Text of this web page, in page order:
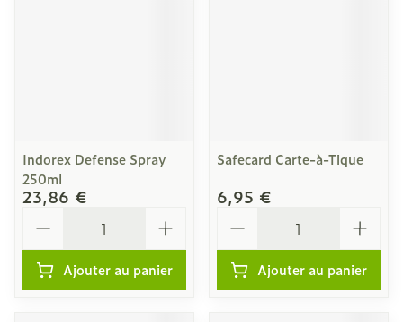
Indorex Defense Spray
250ml
23,86 €
Ajouter au panier
Safecard Carte-à-Tique
6,95 €
Ajouter au panier